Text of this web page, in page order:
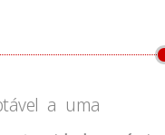
a uma